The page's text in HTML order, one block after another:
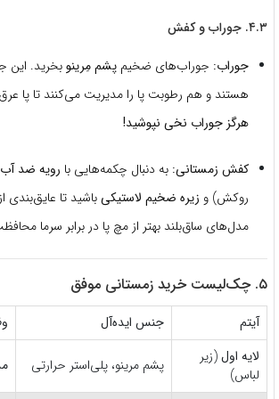
۴.۳. جوراب و کفش
جوراب: جوراب‌های ضخیم پشم مِرینوبخرید. این
هستند و هم رطوبت پا را مدیریت می‌کنند تا پا
هرگز جوراب نخی نپوشید!
کفش زمستانی: به دنبال چکمه‌هایی با رویه ضد آب
روکش) و زیره ضخیم لاستیکیباشید تا عایق‌بندی
مدل‌های ساق‌بلند بهتر از مچ پا در برابر سرما
۵. چک‌لیست خرید زمستانی موفق
آیتم جنس ایده‌آل
لایه اول(زیر
لباس)
پشم مرینو، پلی‌استر حرارتی